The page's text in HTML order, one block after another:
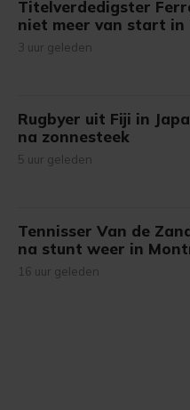
Titelverdedigster
niet meer van start in
3 uur geleden
Rugbyer uit Fiji in
na zonnesteek
5 uur geleden
Tennisser Van de
na stunt weer in
16 uur geleden